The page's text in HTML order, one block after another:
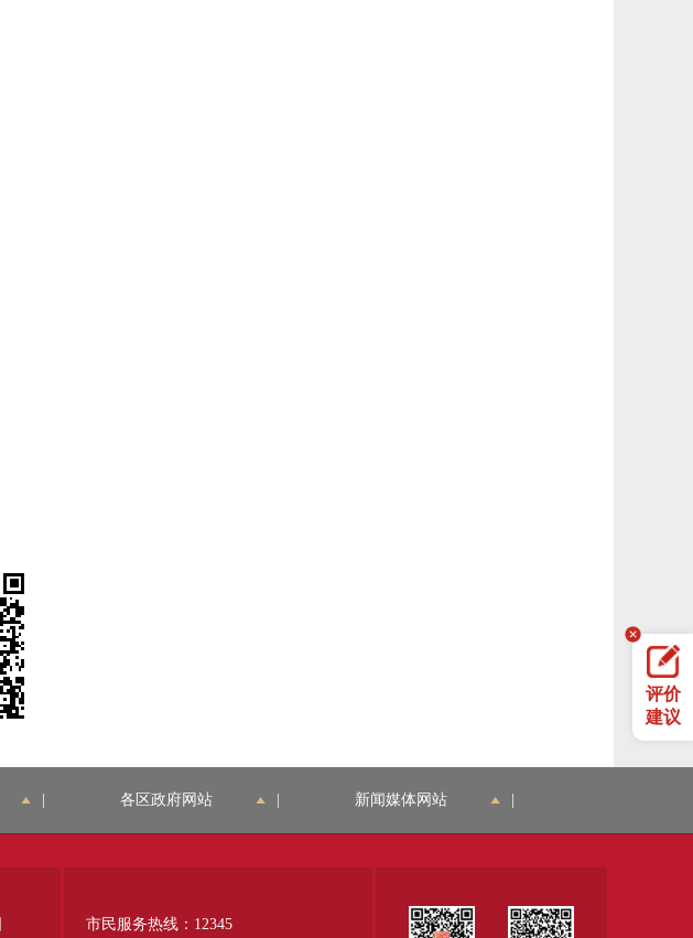
评价
建议
各区政府网站 新闻媒体网站
市民服务热线：12345